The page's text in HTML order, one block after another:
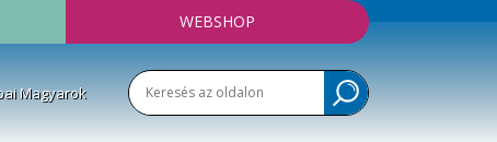
WEBSHOP
Magyarok